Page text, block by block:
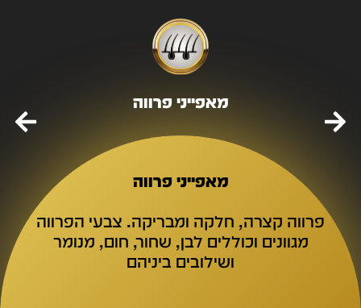
מאפייני פרווה
מאפייני פרווה
פרווה קצרה, חלקה ומבריקה. צבעי הפרווה
מגוונים וכוללים לבן, שחור, חום, מנומר
ושילובים ביניהם